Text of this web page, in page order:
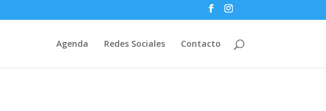
Agenda Redes Sociales Contacto